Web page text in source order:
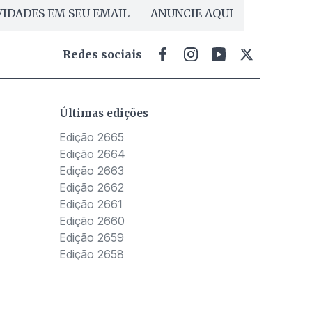
EM SEU EMAIL ANUNCIE AQUI
Redes sociais
Últimas edições
Edição 2665
Edição 2664
Edição 2663
Edição 2662
Edição 2661
Edição 2660
Edição 2659
Edição 2658